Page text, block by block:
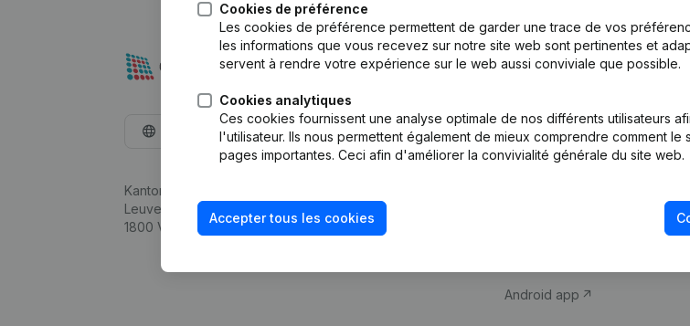
Cookies de préférence
Les cookies de préférence permettent de garder une trace de vos
les informations que vous recevez sur notre site web sont pertinentes et
servent à rendre votre expérience sur le web aussi conviviale que possible.
Cookies analytiques
Ces cookies fournissent une analyse optimale de nos différents utilisateurs
l'utilisateur. Ils nous permettent également de mieux comprendre comment le
pages importantes. Ceci afin d'améliorer la convivialité générale du site web.
Accepter tous les cookies
Français
Kantorenpark Everest
Leuvensesteenweg 248D,
1800 Vilvoorde
Produit
d’entreprise
Monitoring
Android app